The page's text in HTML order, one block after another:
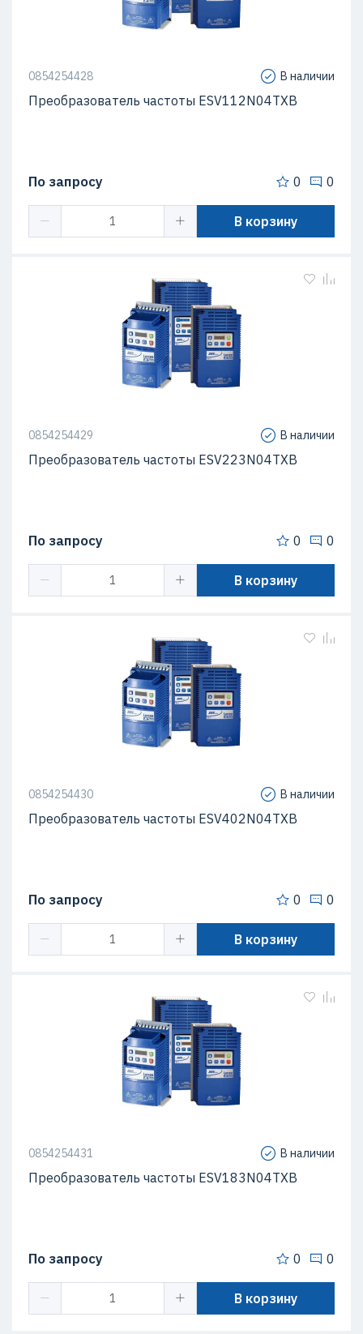
0854254428 В наличии
Преобразователь частоты ESV112N04TXB
По запросу 0 0
В корзину
0854254429 В наличии
Преобразователь частоты ESV223N04TXB
По запросу 0 0
В корзину
0854254430 В наличии
Преобразователь частоты ESV402N04TXB
По запросу 0 0
В корзину
0854254431 В наличии
Преобразователь частоты ESV183N04TXB
По запросу 0 0
В корзину